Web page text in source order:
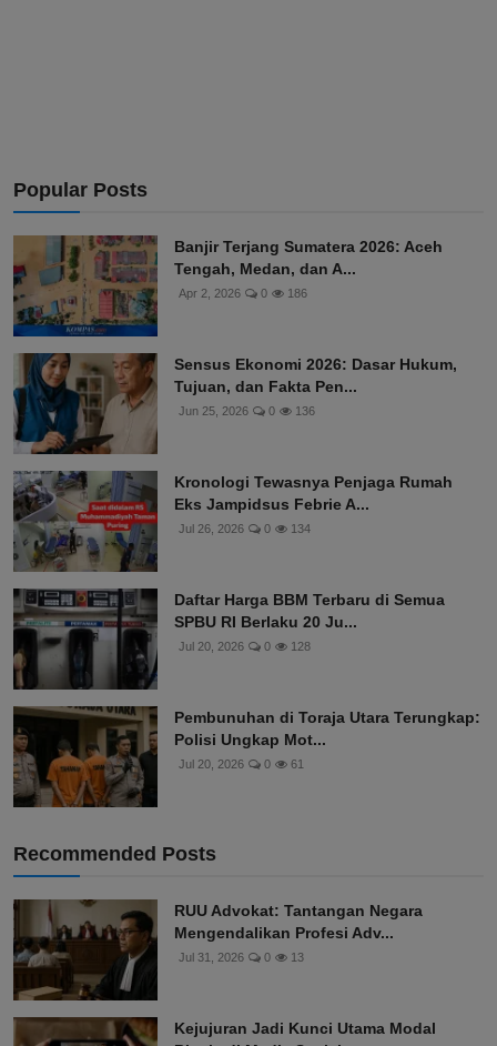
Popular Posts
Banjir Terjang Sumatera 2026: Aceh
Tengah, Medan, dan A...
Apr 2, 2026 0 186
Sensus Ekonomi 2026: Dasar Hukum,
Tujuan, dan Fakta Pen...
Jun 25, 2026 0 136
Kronologi Tewasnya Penjaga Rumah
Eks Jampidsus Febrie A...
Jul 26, 2026 0 134
Daftar Harga BBM Terbaru di Semua
SPBU RI Berlaku 20 Ju...
Jul 20, 2026 0 128
Pembunuhan di Toraja Utara Terungkap:
Polisi Ungkap Mot...
Jul 20, 2026 0 61
Recommended Posts
RUU Advokat: Tantangan Negara
Mengendalikan Profesi Adv...
Jul 31, 2026 0 13
Kejujuran Jadi Kunci Utama Modal